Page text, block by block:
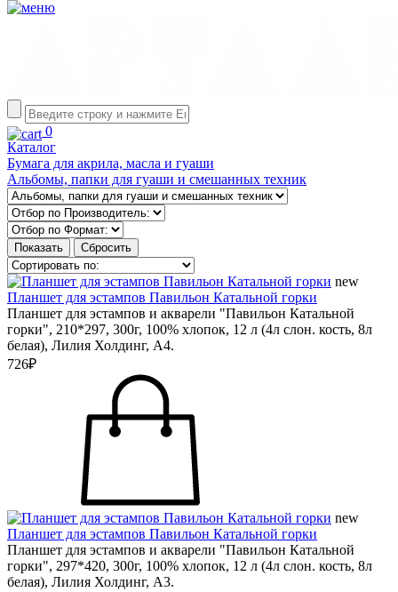
0
Каталог
Бумага для акрила, масла и гуаши
Альбомы, папки для гуаши и смешанных техник
new
Планшет для эстампов Павильон Катальной горки
Планшет для эстампов и акварели "Павильон Катальной
горки", 210*297, 300г, 100% хлопок, 12 л (4л слон. кость, 8л
белая), Лилия Холдинг, А4.
726₽
new
Планшет для эстампов Павильон Катальной горки
Планшет для эстампов и акварели "Павильон Катальной
горки", 297*420, 300г, 100% хлопок, 12 л (4л слон. кость, 8л
белая), Лилия Холдинг, А3.